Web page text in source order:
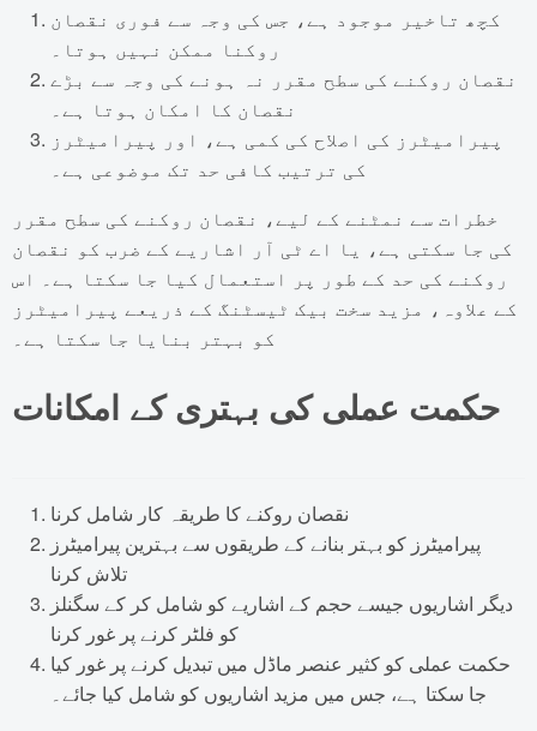
کچھ تاخیر موجود ہے، جس کی وجہ سے فوری نقصان
روکنا ممکن نہیں ہوتا۔
نقصان روکنے کی سطح مقرر نہ ہونے کی وجہ سے بڑے
نقصان کا امکان ہوتا ہے۔
پیرامیٹرز کی اصلاح کی کمی ہے، اور پیرامیٹرز
کی ترتیب کافی حد تک موضوعی ہے۔
خطرات سے نمٹنے کے لیے، نقصان روکنے کی سطح مقرر
کی جا سکتی ہے، یا اے ٹی آر اشاریے کے ضرب کو نقصان
روکنے کی حد کے طور پر استعمال کیا جا سکتا ہے۔ اس
کے علاوہ، مزید سخت بیک ٹیسٹنگ کے ذریعے پیرامیٹرز
کو بہتر بنایا جا سکتا ہے۔
حکمت عملی کی بہتری کے امکانات
نقصان روکنے کا طریقہ کار شامل کرنا
پیرامیٹرز کو بہتر بنانے کے طریقوں سے بہترین پیرامیٹرز
تلاش کرنا
دیگر اشاریوں جیسے حجم کے اشاریے کو شامل کر کے سگنلز
کو فلٹر کرنے پر غور کرنا
حکمت عملی کو کثیر عنصر ماڈل میں تبدیل کرنے پر غور کیا
جا سکتا ہے، جس میں مزید اشاریوں کو شامل کیا جائے۔